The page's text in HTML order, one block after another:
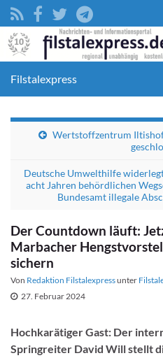
Filstalexpress
Wertstoffzentrum
Deutsche Umwelthilfe
acht Jahren behördlichen
Bundesamt illegale
Der Countdown läuft:
Marbacher
sichern
Von Redaktion Filstalexpressunter
27. Februar 2024
Hochkarätiger Gast: Der
Springreiter David Will stellt